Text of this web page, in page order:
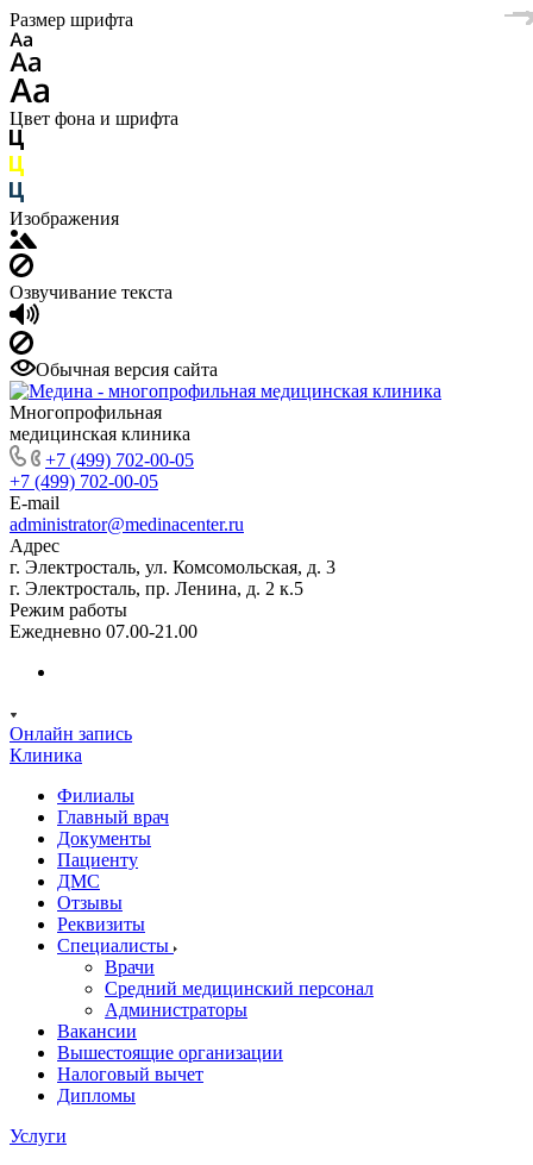
Размер шрифта
Цвет фона и шрифта
Изображения
Озвучивание текста
Обычная версия сайта
Многопрофильная
медицинская клиника
+7 (499) 702-00-05
+7 (499) 702-00-05
E-mail
administrator@medinacenter.ru
Адрес
г. Электросталь, ул. Комсомольская, д. 3
г. Электросталь, пр. Ленина, д. 2 к.5
Режим работы
Ежедневно 07.00-21.00
Онлайн запись
Клиника
Филиалы
Главный врач
Документы
Пациенту
ДМС
Отзывы
Реквизиты
Специалисты
Врачи
Средний медицинский персонал
Администраторы
Вакансии
Вышестоящие организации
Налоговый вычет
Дипломы
Услуги